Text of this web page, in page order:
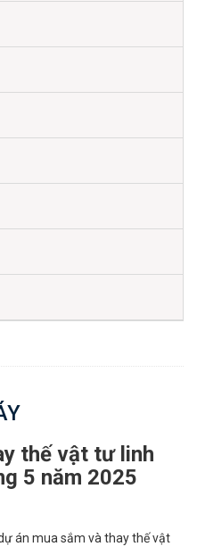
thế vật tư linh
5 năm 2025
án mua sắm và thay thế vật